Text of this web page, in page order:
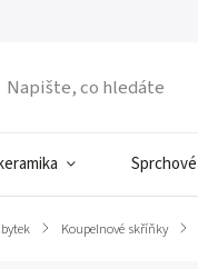
/ Koupelnové skříňky /